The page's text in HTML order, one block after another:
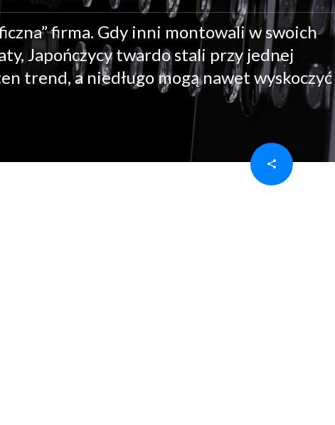
firma. Gdy inni montowali w swoich
Japończycy twardo stali przy jednej
trend, a niedługo mogą nawet wyskoczyć